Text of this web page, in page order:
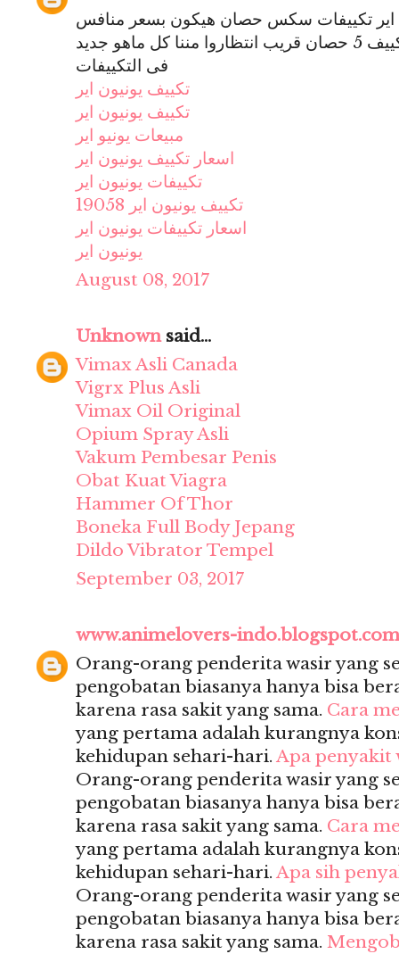
اير تكييفات سكس حصان هيكون بسعر منافس
للشركات التانيه وهيكون متوفر تكييف 5 حصان قريب انتظاروا مننا كل ماهو جديد
فى التكييفات
تكييف يونيون اير
تكييف يونيون اير
مبيعات يونيو اير
اسعار تكييف يونيون اير
تكييفات يونيون اير
تكييف يونيون اير 19058
اسعار تكييفات يونيون اير
يونيون اير
August 08, 2017
Unknownsaid...
Vimax Asli Canada
Vigrx Plus Asli
Vimax Oil Original
Opium Spray Asli
Vakum Pembesar Penis
Obat Kuat Viagra
Hammer Of Thor
Boneka Full Body Jepang
Dildo Vibrator Tempel
September 03, 2017
www.animelovers-indo.blogspot.com
Orang-orang penderita wasir yang
pengobatan biasanya hanya bisa
karena rasa sakit yang sama. Cara
yang pertama adalah kurangnya
kehidupan sehari-hari. Apa penyakit
Orang-orang penderita wasir yang
pengobatan biasanya hanya bisa
karena rasa sakit yang sama. Cara
yang pertama adalah kurangnya
kehidupan sehari-hari. Apa sih
Orang-orang penderita wasir yang
pengobatan biasanya hanya bisa
karena rasa sakit yang sama.